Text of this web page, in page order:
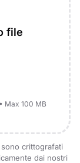
file
Max 100 MB
crittografati
dai nostri